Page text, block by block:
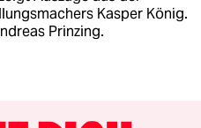
Kasper König.
Prinzing.